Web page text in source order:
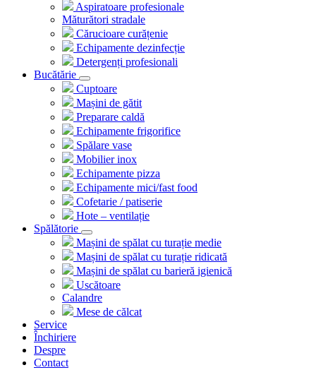
Aspiratoare profesionale
Măturători stradale
Cărucioare curățenie
Echipamente dezinfecție
Detergenți profesionali
Bucătărie
Cuptoare
Mașini de gătit
Preparare caldă
Echipamente frigorifice
Spălare vase
Mobilier inox
Echipamente pizza
Echipamente mici/fast food
Cofetarie / patiserie
Hote – ventilație
Spălătorie
Mașini de spălat cu turație medie
Mașini de spălat cu turație ridicată
Mașini de spălat cu barieră igienică
Uscătoare
Calandre
Mese de călcat
Service
Închiriere
Despre
Contact